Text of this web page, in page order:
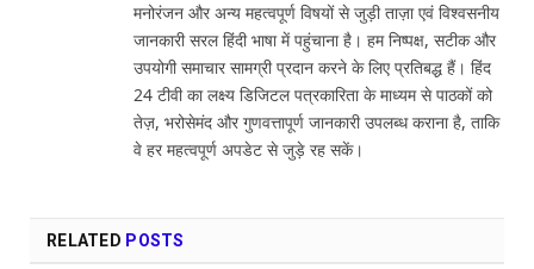
मनोरंजन और अन्य महत्वपूर्ण विषयों से जुड़ी ताज़ा एवं विश्वसनीय
जानकारी सरल हिंदी भाषा में पहुंचाना है। हम निष्पक्ष, सटीक और
उपयोगी समाचार सामग्री प्रदान करने के लिए प्रतिबद्ध हैं। हिंद
24 टीवी का लक्ष्य डिजिटल पत्रकारिता के माध्यम से पाठकों को
तेज़, भरोसेमंद और गुणवत्तापूर्ण जानकारी उपलब्ध कराना है, ताकि
वे हर महत्वपूर्ण अपडेट से जुड़े रह सकें।
RELATED POSTS